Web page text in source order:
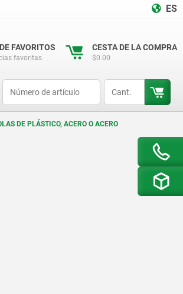
ES
FAVORITOS
favoritas
CESTA DE LA COMPRA
$0.00
DE PLÁSTICO, ACERO O ACERO